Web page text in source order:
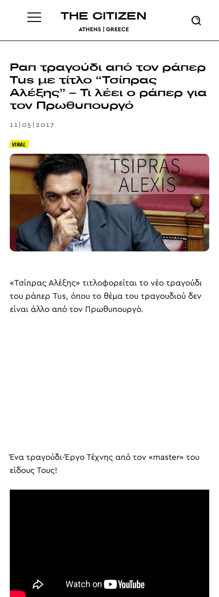
THE CITIZEN
ATHENS | GREECE
Ραπ τραγούδι από τον ράπερ
Tus με τίτλο “Τσίπρας
Αλέξης” – Τι λέει ο ράπερ για
τον Πρωθυπουργό
11|05|2017
VIRAL
«Τσίπρας Αλέξης» τιτλοφορείται το νέο τραγούδι
του ράπερ Tus, όπου το θέμα του τραγουδιού δεν
είναι άλλο από τον Πρωθυπουργό.
Ένα τραγούδι-Έργο Τέχνης από τον «master» του
είδους Τους!